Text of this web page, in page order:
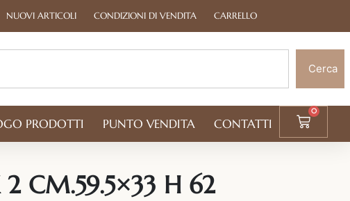
NUOVI ARTICOLI CONDIZIONI DI VENDITA CARRELLO
Cerca
PRODOTTI PUNTO VENDITA CONTATTI
0
2 CM.59.5×33 H 62